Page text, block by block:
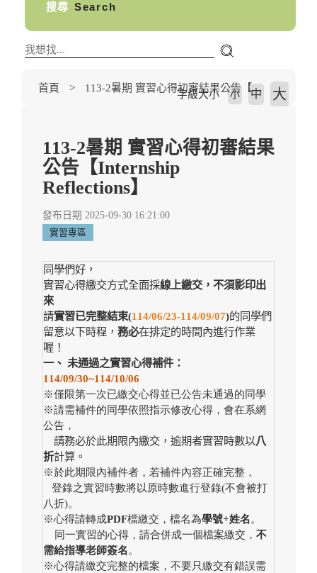
搜尋 Search
首頁 113-2暑期 實習心得初審結果公告【Internship Reflections】
字級大小 小 中 大
113-2暑期 實習心得初審結果
公告【Internship
Reflections】
發布日期 2025-09-30 16:21:00
實習專區
同學們好，
實習心得繳交方式全面採線上繳交，不須影印出
來
請實習已完整結束(114/06/23-114/09/07)的同學們
留意以下時程， 務必在排定的時間內進行作業
喔！
一、 未通過之實習心得補件：
114/09/30~114/10/06
※僅限第一次已繳交心得並已公告未通過的同學
※請需補件的同學依照指示修改心得，會在系網
公告，
請務必於此期限內繳交，逾期者實習時數以八
折計算。
※於此期限內補件者，若補件內容正確完整，
登錄之實習時數將以原時數進行登錄(不會被打
八折)。
※心得請轉成PDF檔繳交，檔名為學號+姓名。
同一實習的心得，請合併成一個檔案繳交， 不
需給指導老師簽名。
※心得請繳交完整的檔案，不要只繳交有錯誤需